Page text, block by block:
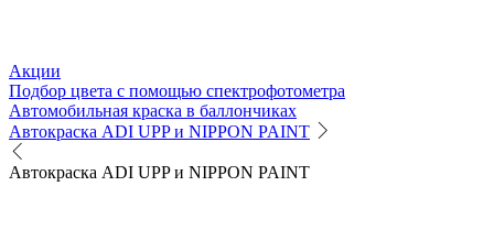
Акции
Подбор цвета с помощью спектрофотометра
Автомобильная краска в баллончиках
Автокраска ADI UPP и NIPPON PAINT
Автокраска ADI UPP и NIPPON PAINT